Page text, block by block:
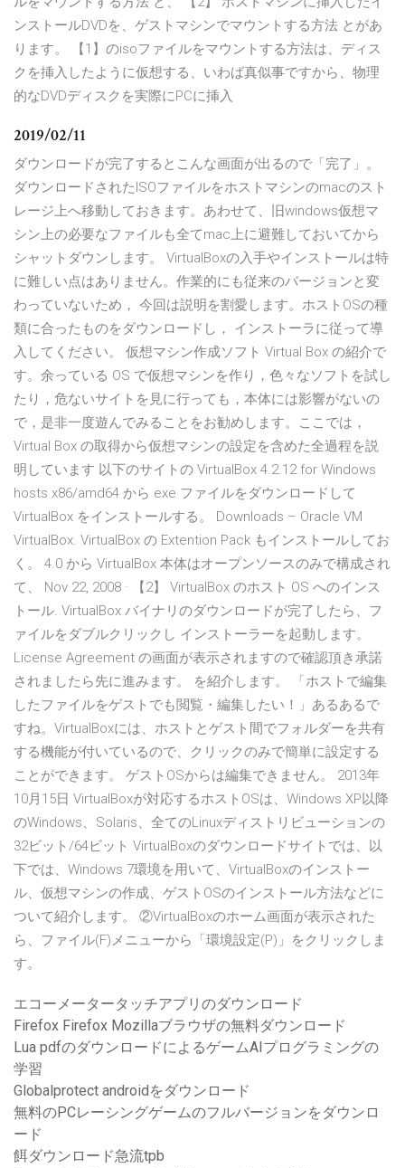
ンストールDVDを、ゲストマシンでマウントする方法 とがあ
ります。 【1】のisoファイルをマウントする方法は、ディス
クを挿入したように仮想する、いわば真似事ですから、物理
的なDVDディスクを実際にPCに挿入
2019/02/11
ダウンロードが完了するとこんな画面が出るので「完了」。
ダウンロードされたISOファイルをホストマシンのmacのスト
レージ上へ移動しておきます。あわせて、旧windows仮想マ
シン上の必要なファイルも全てmac上に避難しておいてから
シャットダウンします。 VirtualBoxの入手やインストールは特
に難しい点はありません。作業的にも従来のバージョンと変
わっていないため， 今回は説明を割愛します。ホストOSの種
類に合ったものをダウンロードし， インストーラに従って導
入してください。 仮想マシン作成ソフト Virtual Box の紹介で
す。余っている OS で仮想マシンを作り，色々なソフトを試し
たり，危ないサイトを見に行っても，本体には影響がないの
で，是非一度遊んでみることをお勧めします。ここでは，
Virtual Box の取得から仮想マシンの設定を含めた全過程を説
明しています 以下のサイトの VirtualBox 4.2.12 for Windows
hosts x86/amd64 から exe ファイルをダウンロードして
VirtualBox をインストールする。 Downloads – Oracle VM
VirtualBox. VirtualBox の Extention Pack もインストールしてお
く。 4.0 から VirtualBox 本体はオープンソースのみで構成され
て、 Nov 22, 2008 · 【2】 VirtualBox のホスト OS へのインス
トール. VirtualBox バイナリのダウンロードが完了したら、フ
ァイルをダブルクリックし インストーラーを起動します。
License Agreement の画面が表示されますので確認頂き承諾
されましたら先に進みます。 を紹介します。 「ホストで編集
したファイルをゲストでも閲覧・編集したい！」あるあるで
すね。VirtualBoxには、ホストとゲスト間でフォルダーを共有
する機能が付いているので、クリックのみで簡単に設定する
ことができます。 ゲストOSからは編集できません。 2013年
10月15日 VirtualBoxが対応するホストOSは、Windows XP以降
のWindows、Solaris、全てのLinuxディストリビューションの
32ビット/64ビット VirtualBoxのダウンロードサイトでは、以
下では、Windows 7環境を用いて、VirtualBoxのインストー
ル、仮想マシンの作成、ゲストOSのインストール方法などに
ついて紹介します。 ②VirtualBoxのホーム画面が表示された
ら、ファイル(F)メニューから「環境設定(P)」をクリックしま
す。
エコーメータータッチアプリのダウンロード
Firefox Firefox Mozillaブラウザの無料ダウンロード
Lua pdfのダウンロードによるゲームAIプログラミングの
学習
Globalprotect androidをダウンロード
無料のPCレーシングゲームのフルバージョンをダウンロ
ード
餌ダウンロード急流tpb